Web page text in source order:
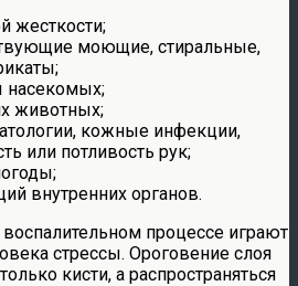
жесткости;
моющие, стиральные,
насекомых;
животных;
кожные инфекции,
или потливость рук;
внутренних органов.
процессе играют
стрессы. Ороговение слоя
кисти, а распространяться